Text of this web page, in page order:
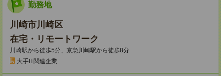
勤務地
川崎市川崎区
在宅・リモートワーク
川崎駅から徒歩5分、京急川崎駅から徒歩8分
大手IT関連企業